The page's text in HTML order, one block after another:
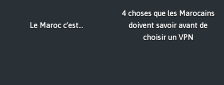
Le Maroc c’est…
4 choses que les Marocains
doivent savoir avant de
choisir un VPN